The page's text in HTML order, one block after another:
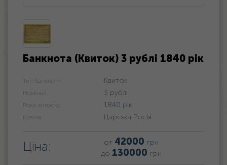
Банкнота (Квиток) 3 рублі 1840 рік
Тип банкноти: Квиток
Номінал: 3 рублі
Роки випуску: 1840 рік
Країна: Царська Росія
Ціна: от 42000 грн
до 130000 грн